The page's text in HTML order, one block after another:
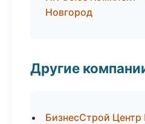
Новгород
Другие
БизнесСтрой